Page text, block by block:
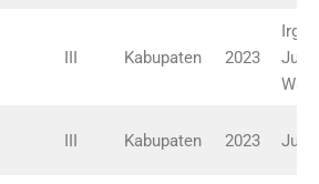
Kabupaten 2023
Irgi
Juli
Kabupaten 2023